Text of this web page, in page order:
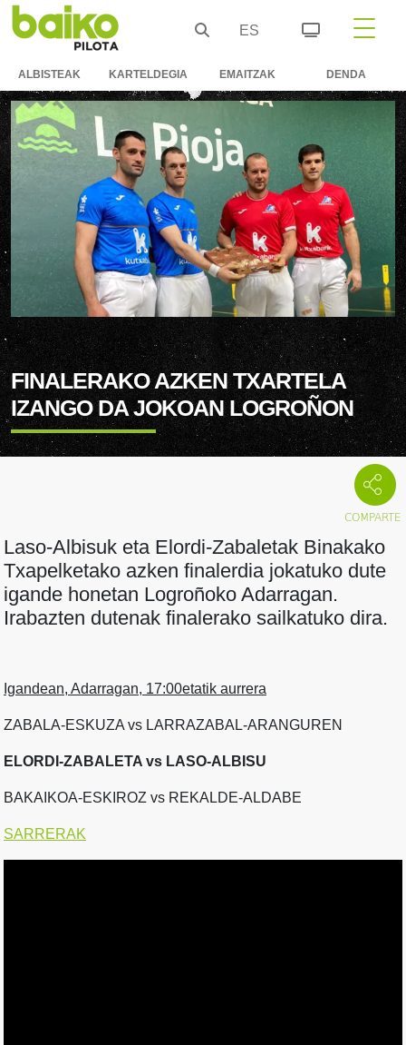
ES
ALBISTEAK KARTELDEGIA EMAITZAK DENDA
FINALERAKO AZKEN TXARTELA
IZANGO DA JOKOAN LOGROÑON
Laso-Albisuk eta Elordi-Zabaletak Binakako
Txapelketako azken finalerdia jokatuko dute
igande honetan Logroñoko Adarragan.
Irabazten dutenak finalerako sailkatuko dira.
Igandean, Adarragan, 17:00etatik aurrera
ZABALA-ESKUZA vs LARRAZABAL-ARANGUREN
ELORDI-ZABALETA vs LASO-ALBISU
BAKAIKOA-ESKIROZ vs REKALDE-ALDABE
SARRERAK